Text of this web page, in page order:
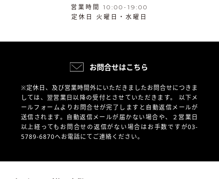
営業時間 10:00-19:00
定休日 火曜日・水曜日
お問合せはこちら
※定休日、及び営業時間外にいただきましたお問合せにつきま
しては、翌営業日以降の受付とさせていただきます。 以下メ
ールフォームよりお問合せが完了しますと自動返信メールが
送信されます。自動返信メールが届かない場合や、
２営業日
以上経ってもお問合せの返信がない場合はお手数ですが03-
5789-6870へお電話にてご連絡ください。